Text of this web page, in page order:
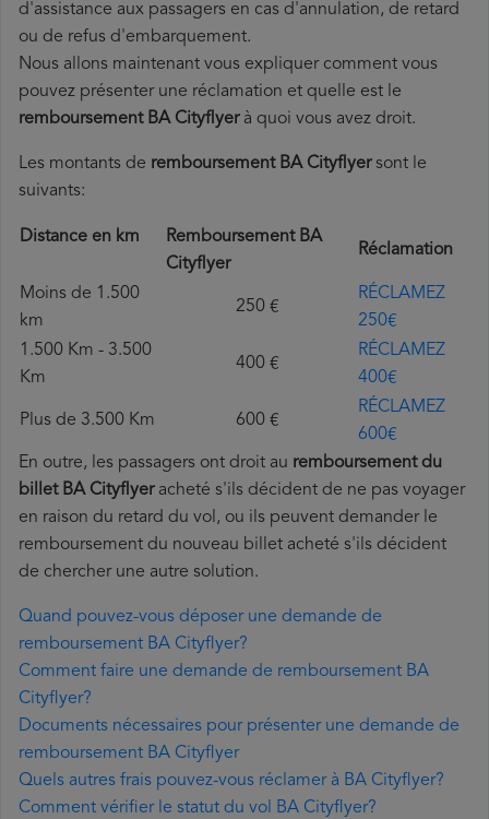
d'assistance aux passagers en cas d'annulation, de retard
ou de refus d'embarquement.
Nous allons maintenant vous expliquer comment vous
pouvez présenter une réclamation et quelle est le
remboursement BA Cityflyerà quoi vous avez droit.
Les montants de remboursement BA Cityflyersont le
suivants:
Distance en km
Remboursement BA
Cityflyer
Réclamation
Moins de 1.500
km
250 €
RÉCLAMEZ
250€
1.500 Km - 3.500
Km
400 €
RÉCLAMEZ
400€
Plus de 3.500 Km 600 €
RÉCLAMEZ
600€
En outre, les passagers ont droit au remboursement du
billet BA Cityflyeracheté s'ils décident de ne pas voyager
en raison du retard du vol, ou ils peuvent demander le
remboursement du nouveau billet acheté s'ils décident
de chercher une autre solution.
Quand pouvez-vous déposer une demande de
remboursement BA Cityflyer?
Comment faire une demande de remboursement BA
Cityflyer?
Documents nécessaires pour présenter une demande de
remboursement BA Cityflyer
Quels autres frais pouvez-vous réclamer à BA Cityflyer?
Comment vérifier le statut du vol BA Cityflyer?